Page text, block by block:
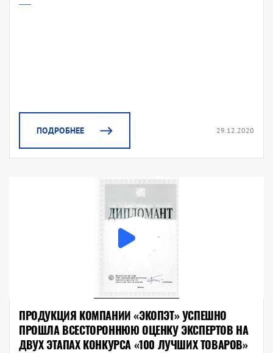
ПОДРОБНЕЕ 29.12.2020
ПРОДУКЦИЯ КОМПАНИИ «ЭКОПЭТ» УСПЕШНО
ПРОШЛА ВСЕСТОРОННЮЮ ОЦЕНКУ ЭКСПЕРТОВ НА
ДВУХ ЭТАПАХ КОНКУРСА «100 ЛУЧШИХ ТОВАРОВ»